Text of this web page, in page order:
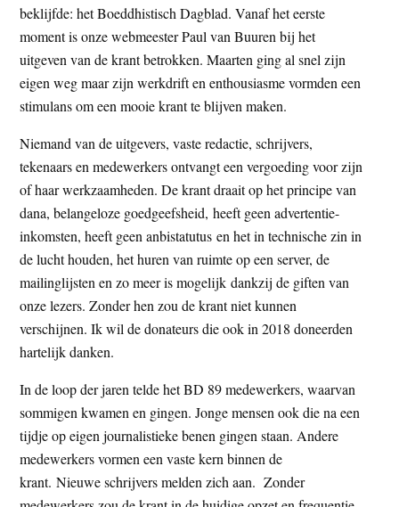
beklijfde: het Boeddhistisch Dagblad. Vanaf het eerste
moment is onze webmeester Paul van Buuren bij het
uitgeven van de krant betrokken. Maarten ging al snel zijn
eigen weg maar zijn werkdrift en enthousiasme vormden een
stimulans om een mooie krant te blijven maken.
Niemand van de uitgevers, vaste redactie, schrijvers,
tekenaars en medewerkers ontvangt een vergoeding voor zijn
of haar werkzaamheden. De krant draait op het principe van
dana, belangeloze goedgeefsheid, heeft geen advertentie-
inkomsten, heeft geen anbistatutus en het in technische zin in
de lucht houden, het huren van ruimte op een server, de
mailinglijsten en zo meer is mogelijk dankzij de giften van
onze lezers. Zonder hen zou de krant niet kunnen
verschijnen. Ik wil de donateurs die ook in 2018 doneerden
hartelijk danken.
In de loop der jaren telde het BD 89 medewerkers, waarvan
sommigen kwamen en gingen. Jonge mensen ook die na een
tijdje op eigen journalistieke benen gingen staan. Andere
medewerkers vormen een vaste kern binnen de
krant. Nieuwe schrijvers melden zich aan. Zonder